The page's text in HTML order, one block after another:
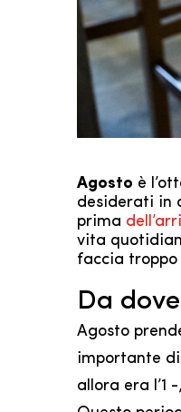
Agosto è
desiderati in
prima
vita
faccia troppo
Da
Agosto
importante di
allora era l’1